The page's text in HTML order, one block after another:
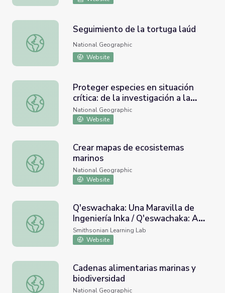
Seguimiento de la tortuga laúd
Seguimiento de la tortuga laúd
National Geographic
Website
Proteger especies en situación crítica: de la investigación
Proteger especies en situación
crítica: de la investigación a la
acción
National Geographic
Website
Crear mapas de ecosistemas marinos
Crear mapas de ecosistemas
marinos
National Geographic
Website
Q'eswachaka: Una Maravilla de Ingeniería Inka /
Q'eswachaka: Una Maravilla de
Ingeniería Inka / Q'eswachaka: A
Wonder of Inka Engineering
Smithsonian Learning Lab
Website
Cadenas alimentarias marinas y biodiversidad
Cadenas alimentarias marinas y
biodiversidad
National Geographic